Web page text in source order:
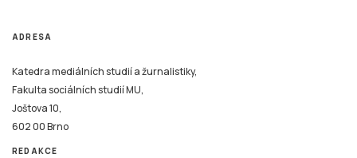
ADRESA
Katedra mediálních studií a žurnalistiky,
Fakulta sociálních studií MU,
Joštova 10,
602 00 Brno
REDAKCE